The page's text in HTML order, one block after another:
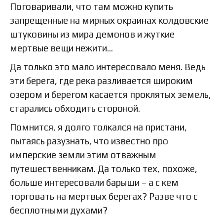
Поговаривали, что там можно купить
запрещенные на мирных окраинах колдовские
штуковины из мира демонов и жуткие
мертвые вещи нежити…
Да только это мало интересовало меня. Ведь
эти берега, где река разливается широким
озером и берегом касается проклятых земель,
старались обходить стороной.
Помнится, я долго толкался на пристани,
пытаясь разузнать, что известно про
имперские земли этим отважным
путешественникам. Да только тех, похоже,
больше интересовали барыши – а с кем
торговать на мертвых берегах? Разве что с
бесплотными духами?